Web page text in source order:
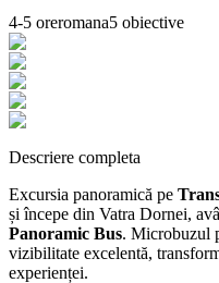
4-5 oreromana5 obiective
Descriere completa
Excursia panoramică pe
și începe din Vatra Dornei,
Panoramic Bus. Microbuzul
vizibilitate excelentă,
experienței.